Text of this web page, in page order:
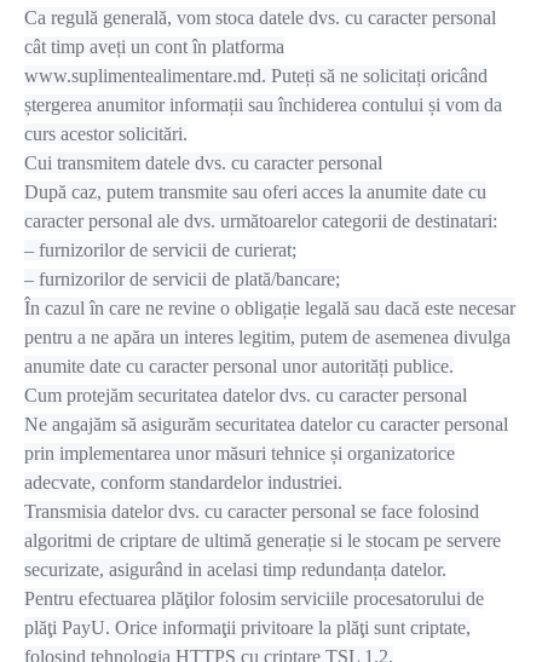
Ca regulă generală, vom stoca datele dvs. cu caracter personal
cât timp aveți un cont în platforma
www.suplimentealimentare.md. Puteți să ne solicitați oricând
ștergerea anumitor informații sau închiderea contului și vom da
curs acestor solicitări.
Cui transmitem datele dvs. cu caracter personal
După caz, putem transmite sau oferi acces la anumite date cu
caracter personal ale dvs. următoarelor categorii de destinatari:
– furnizorilor de servicii de curierat;
– furnizorilor de servicii de plată/bancare;
În cazul în care ne revine o obligație legală sau dacă este necesar
pentru a ne apăra un interes legitim, putem de asemenea divulga
anumite date cu caracter personal unor autorități publice.
Cum protejăm securitatea datelor dvs. cu caracter personal
Ne angajăm să asigurăm securitatea datelor cu caracter personal
prin implementarea unor măsuri tehnice și organizatorice
adecvate, conform standardelor industriei.
Transmisia datelor dvs. cu caracter personal se face folosind
algoritmi de criptare de ultimă generație si le stocam pe servere
securizate, asigurând in acelasi timp redundanța datelor.
Pentru efectuarea plăţilor folosim serviciile procesatorului de
plăţi PayU. Orice informaţii privitoare la plăţi sunt criptate,
folosind tehnologia HTTPS cu criptare TSL 1.2.